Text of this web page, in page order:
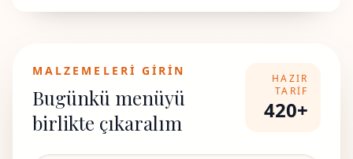
MALZEMELERI GIRIN
Bugünkü menüyü
birlikte çıkaralım
HAZIR
TARIF
420+